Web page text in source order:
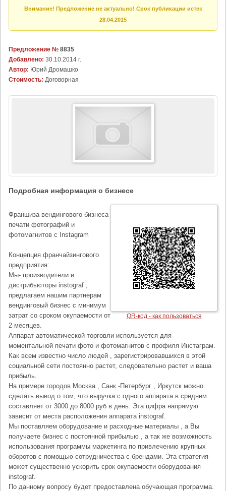
Внимание! Предложение не актуально! Срок публикации истек
28.04.2015
Предложение № 8835
Добавлено: 30.10.2014 г.
Автор: Юрий Дромашко
Стоимость: Договорная
Подробная информация о бизнесе
QR-код - как пользоваться
Франшиза вендингового бизнеса
печати фотографий и
фотомагнитов с Instagram
Концепция франчайзингового
предприятия:
Мы- производители и
дистрибьюторы instograf ,
предлагаем нашим партнерам
вендинговый бизнес с минимум
затрат со сроком окупаемости от
2 месяцев.
Аппарат автоматической торговли используется для
моментальной печати фото и фотомагнитов с профиля Инстаграм.
Как всем известно число людей , зарегистрировавшихся в этой
социальной сети постоянно растет, следовательно растет и ваша
прибыль.
На примере городов Москва , Санк -Петербург , Иркутск можно
сделать вывод о том, что выручка с одного аппарата в среднем
составляет от 3000 до 8000 руб в день. Эта цифра напрямую
зависит от места расположения аппарата instograf.
Мы поставляем оборудование и расходные материалы , а Вы
получаете бизнес с постоянной прибылью , а так же возможность
использования программы маркетинга по привлечению крупных
оборотов с помощью сотрудничества с брендами. Эта стратегия
может существенно ускорить срок окупаемости оборудования
instograf.
По данному вопросу будет предоставлена обучающая программа.